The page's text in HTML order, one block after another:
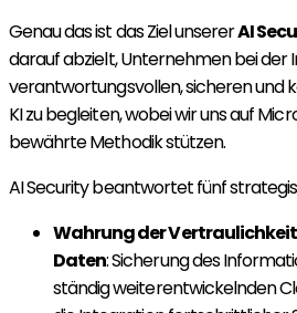
Genau das ist das Ziel unsererAI
darauf abzielt, Unternehmen bei
verantwortungsvollen, sicheren und
KI zu begleiten, wobei wir uns auf
bewährte Methodik stützen.
AI Security beantwortet fünf
Wahrung der
Daten: Sicherung des
ständig weiterentwickelnden